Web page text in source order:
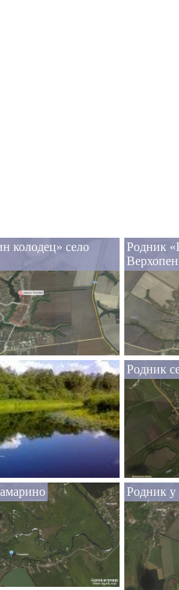
колодец» село
Родник
Родник
Родник у